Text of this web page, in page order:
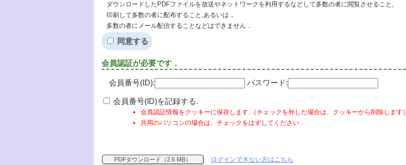
ダウンロードしたPDFファイルを放送やネットワークを利用するなどして多数の者に閲覧させること,
印刷して多数の者に配布すること,あるいは，
多数の者にメール配信することなどはできません．
同意する
会員認証が必要です．
会員番号(ID): パスワード:
会員番号(ID)を記録する.
会員認証情報をクッキーに保存します.（チェックを外した場合は、クッキーから削除します）
共用のパソコンの場合は、チェックをはずしてください．
PDFダウンロード（2.6 MB）
ログインできない方はこちら